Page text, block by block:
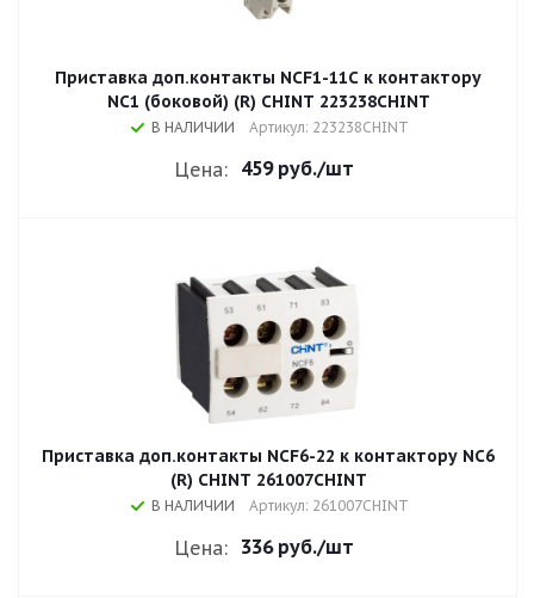
Приставка доп.контакты NCF1-11C к контактору
NC1 (боковой) (R) CHINT 223238CHINT
В НАЛИЧИИ Артикул: 223238CHINT
Цена: 459 руб./шт
Приставка доп.контакты NCF6-22 к контактору NC6
(R) CHINT 261007CHINT
В НАЛИЧИИ Артикул: 261007CHINT
Цена: 336 руб./шт